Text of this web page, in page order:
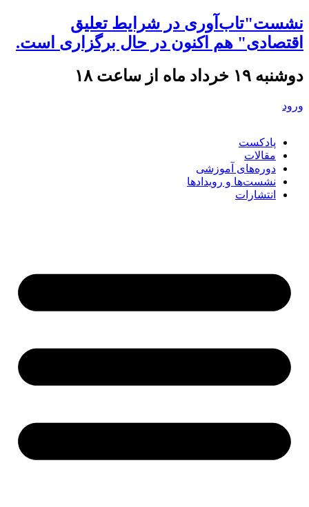
نشست"تاب‌آوری در شرایط تعلیق
اقتصادی" هم اکنون در حال برگزاری است.
دوشنبه ۱۹ خرداد ماه از ساعت ۱۸
ورود
پادکست
مقالات
دوره‌های آموزشی
نشست‌ها و رویدادها
انتشارات